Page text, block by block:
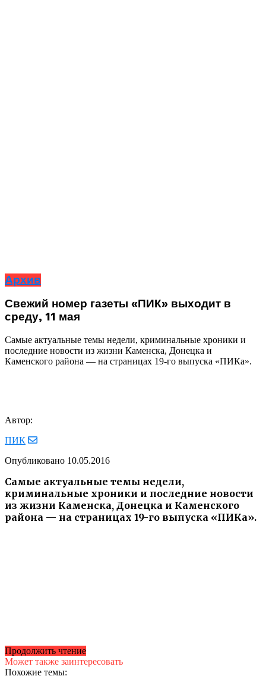
Архив
Свежий номер газеты «ПИК» выходит в
среду, 11 мая
Самые актуальные темы недели, криминальные хроники и
последние новости из жизни Каменска, Донецка и
Каменского района — на страницах 19-го выпуска «ПИКа».
Автор:
ПИК
Опубликовано 10.05.2016
Самые актуальные темы недели,
криминальные хроники и последние новости
из жизни Каменска, Донецка и Каменского
района — на страницах 19-го выпуска «ПИКа».
Продолжить чтение
Может также заинтересовать
Похожие темы: